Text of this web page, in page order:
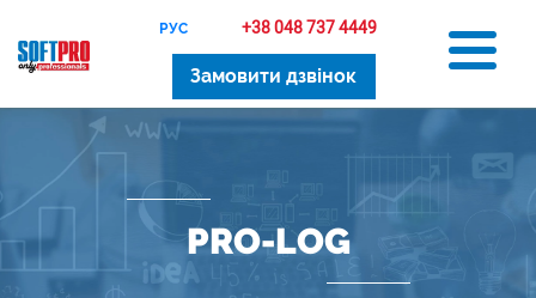
РУС +38 048 737 4449
Замовити дзвінок
PRO-LOG